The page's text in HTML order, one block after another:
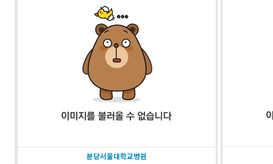
분당서울대학교병원